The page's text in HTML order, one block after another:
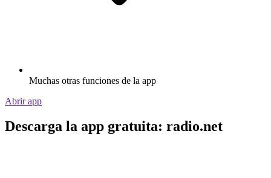
Muchas otras funciones de la app
Abrir app
Descarga la app gratuita: radio.net